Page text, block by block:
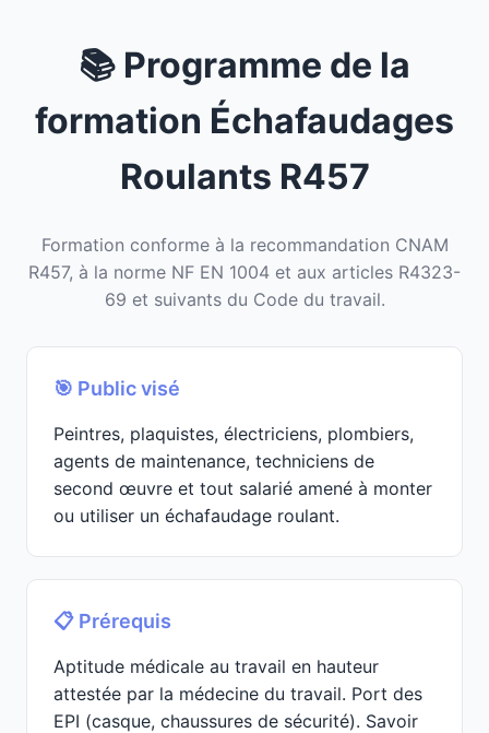
📚 Programme de la
formation Échafaudages
Roulants R457
Formation conforme à la recommandation CNAM
R457, à la norme NF EN 1004 et aux articles R4323-
69 et suivants du Code du travail.
🎯 Public visé
Peintres, plaquistes, électriciens, plombiers,
agents de maintenance, techniciens de
second œuvre et tout salarié amené à monter
ou utiliser un échafaudage roulant.
📋 Prérequis
Aptitude médicale au travail en hauteur
attestée par la médecine du travail. Port des
EPI (casque, chaussures de sécurité). Savoir